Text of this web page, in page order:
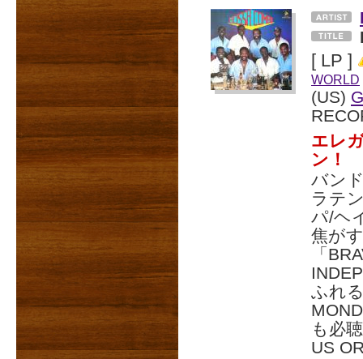
[ LP ]
WORLD
(US)
エレ
ン！
バン
ラテ
パ/ヘ
焦が
「
ふれ
も必
US